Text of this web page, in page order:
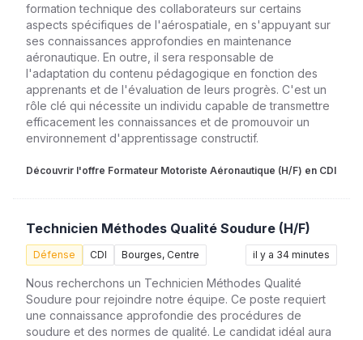
formation technique des collaborateurs sur certains
aspects spécifiques de l'aérospatiale, en s'appuyant sur
ses connaissances approfondies en maintenance
aéronautique. En outre, il sera responsable de
l'adaptation du contenu pédagogique en fonction des
apprenants et de l'évaluation de leurs progrès. C'est un
rôle clé qui nécessite un individu capable de transmettre
efficacement les connaissances et de promouvoir un
environnement d'apprentissage constructif.
Découvrir l'offre Formateur Motoriste Aéronautique (H/F) en CDI
Technicien Méthodes Qualité Soudure (H/F)
Défense CDI Bourges, Centre il y a 34 minutes
Nous recherchons un Technicien Méthodes Qualité
Soudure pour rejoindre notre équipe. Ce poste requiert
une connaissance approfondie des procédures de
soudure et des normes de qualité. Le candidat idéal aura